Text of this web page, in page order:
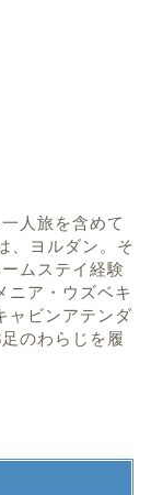
人旅を含めて
、ヨルダン。そ
ムステイ経験
ニア・ウズベキ
ャビンアテンダ
のわらじを履